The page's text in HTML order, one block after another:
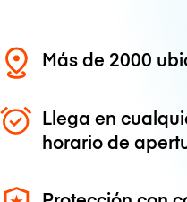
Más de 2000
Llega en
horario de